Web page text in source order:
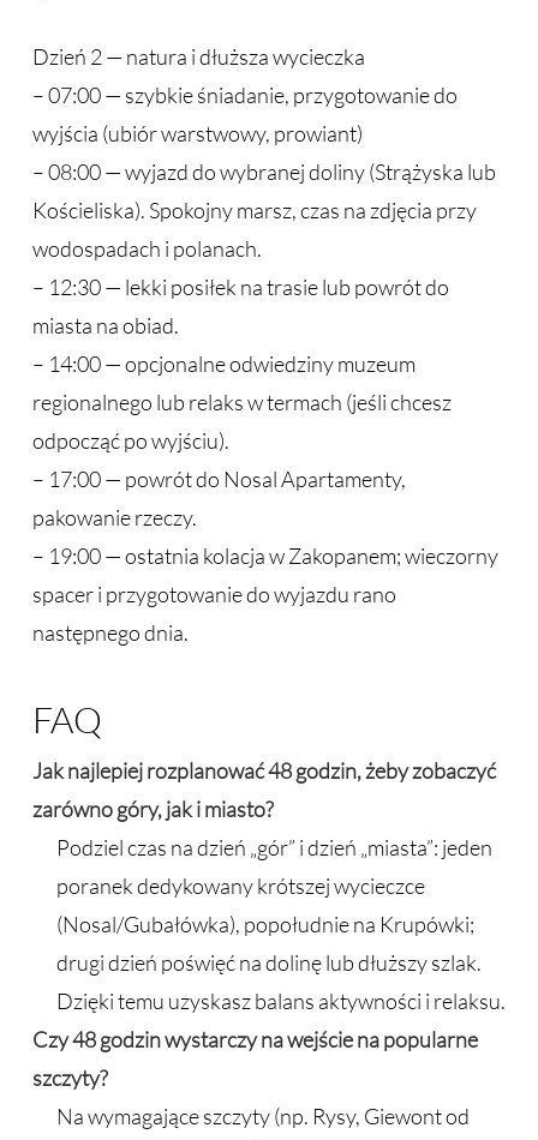
Dzień 2 — natura i dłuższa wycieczka
– 07:00 — szybkie śniadanie, przygotowanie do
wyjścia (ubiór warstwowy, prowiant)
– 08:00 — wyjazd do wybranej doliny (Strążyska lub
Kościeliska). Spokojny marsz, czas na zdjęcia przy
wodospadach i polanach.
– 12:30 — lekki posiłek na trasie lub powrót do
miasta na obiad.
– 14:00 — opcjonalne odwiedziny muzeum
regionalnego lub relaks w termach (jeśli chcesz
odpocząć po wyjściu).
– 17:00 — powrót do Nosal Apartamenty,
pakowanie rzeczy.
– 19:00 — ostatnia kolacja w Zakopanem; wieczorny
spacer i przygotowanie do wyjazdu rano
następnego dnia.
FAQ
Jak najlepiej rozplanować 48 godzin, żeby zobaczyć
zarówno góry, jak i miasto?
Podziel czas na dzień „gór” i dzień „miasta”: jeden
poranek dedykowany krótszej wycieczce
(Nosal/Gubałówka), popołudnie na Krupówki;
drugi dzień poświęć na dolinę lub dłuższy szlak.
Dzięki temu uzyskasz balans aktywności i relaksu.
Czy 48 godzin wystarczy na wejście na popularne
szczyty?
Na wymagające szczyty (np. Rysy, Giewont od